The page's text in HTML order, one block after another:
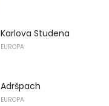
Karlova Studena
EUROPA
Adršpach
EUROPA